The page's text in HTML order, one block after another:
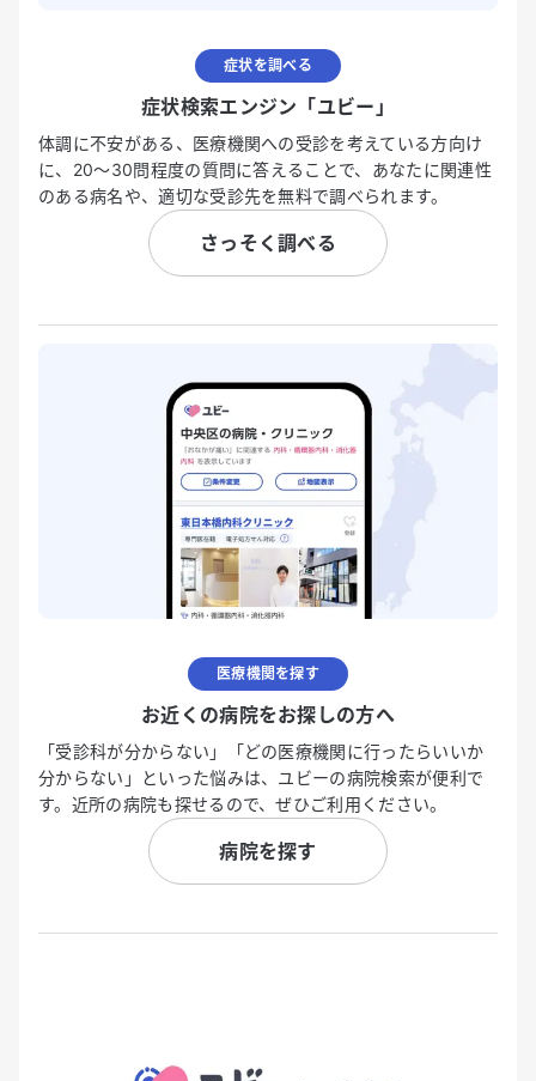
症状を調べる
症状検索エンジン「ユビー」
体調に不安がある、医療機関への受診を考えている方向け
に、20〜30問程度の質問に答えることで、あなたに関連性
のある病名や、適切な受診先を無料で調べられます。
さっそく調べる
医療機関を探す
お近くの病院をお探しの方へ
「受診科が分からない」「どの医療機関に行ったらいいか
分からない」といった悩みは、ユビーの病院検索が便利で
す。近所の病院も探せるので、ぜひご利用ください。
病院を探す